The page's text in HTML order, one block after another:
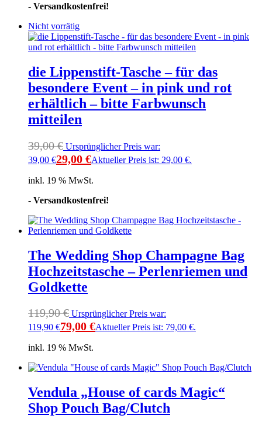
- Versandkostenfrei!
Nicht vorrätig
die Lippenstift-Tasche – für das
besondere Event – in pink und rot
erhältlich – bitte Farbwunsch
mitteilen
39,00€ Ursprünglicher Preis war:
39,00 €29,00 €Aktueller Preis ist: 29,00 €.
inkl. 19 % MwSt.
- Versandkostenfrei!
The Wedding Shop Champagne Bag
Hochzeitstasche – Perlenriemen und
Goldkette
119,90€ Ursprünglicher Preis war:
119,90 €79,00 €Aktueller Preis ist: 79,00 €.
inkl. 19 % MwSt.
Vendula „House of cards Magic“
Shop Pouch Bag/Clutch